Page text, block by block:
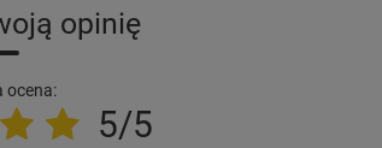
opinię
ocena:
5/5